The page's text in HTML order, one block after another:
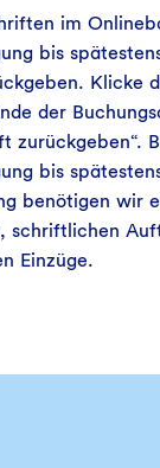
im
bis
Klicke
der
zurückgeben“.
bis
benötigen wir
schriftlichen
Einzüge.